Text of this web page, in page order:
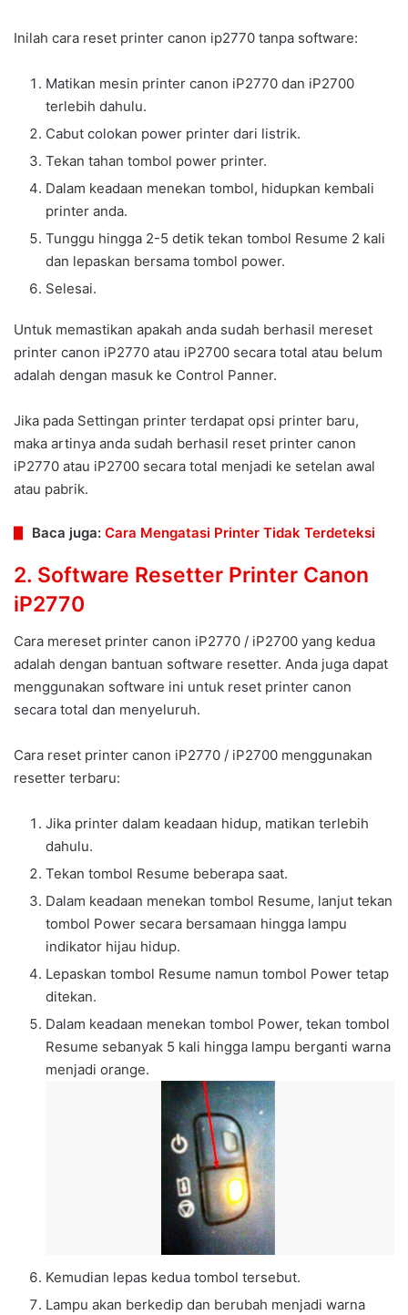
Inilah cara reset printer canon ip2770 tanpa software:
Matikan mesin printer canon iP2770 dan iP2700
terlebih dahulu.
Cabut colokan power printer dari listrik.
Tekan tahan tombol power printer.
Dalam keadaan menekan tombol, hidupkan kembali
printer anda.
Tunggu hingga 2-5 detik tekan tombol Resume 2 kali
dan lepaskan bersama tombol power.
Selesai.
Untuk memastikan apakah anda sudah berhasil mereset
printer canon iP2770 atau iP2700 secara total atau belum
adalah dengan masuk ke Control Panner.
Jika pada Settingan printer terdapat opsi printer baru,
maka artinya anda sudah berhasil reset printer canon
iP2770 atau iP2700 secara total menjadi ke setelan awal
atau pabrik.
Baca juga: Cara Mengatasi Printer Tidak Terdeteksi
2. Software Resetter Printer Canon
iP2770
Cara mereset printer canon iP2770 / iP2700 yang kedua
adalah dengan bantuan software resetter. Anda juga dapat
menggunakan software ini untuk reset printer canon
secara total dan menyeluruh.
Cara reset printer canon iP2770 / iP2700 menggunakan
resetter terbaru:
Jika printer dalam keadaan hidup, matikan terlebih
dahulu.
Tekan tombol Resume beberapa saat.
Dalam keadaan menekan tombol Resume, lanjut tekan
tombol Power secara bersamaan hingga lampu
indikator hijau hidup.
Lepaskan tombol Resume namun tombol Power tetap
ditekan.
Dalam keadaan menekan tombol Power, tekan tombol
Resume sebanyak 5 kali hingga lampu berganti warna
menjadi orange.
Kemudian lepas kedua tombol tersebut.
Lampu akan berkedip dan berubah menjadi warna